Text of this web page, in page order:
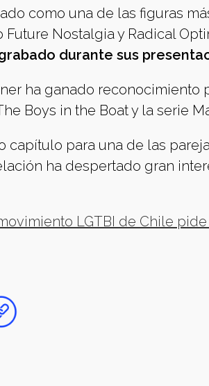
como una de las figuras
Nostalgia y Radical
durante sus
ha ganado
Boys in the Boat y la serie
capítulo para una de las
ha despertado gran
LGTBI de Chile